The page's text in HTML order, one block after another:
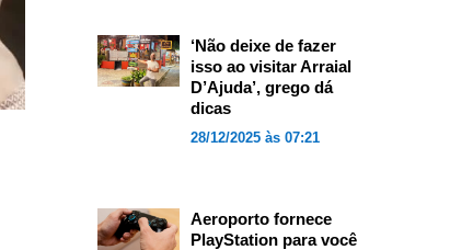
‘Não deixe de fazer
isso ao visitar Arraial
D’Ajuda’, grego dá
dicas
28/12/2025 às 07:21
Aeroporto fornece
PlayStation para você